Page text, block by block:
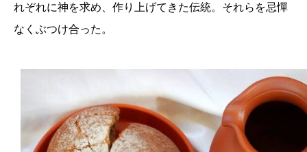
れぞれに神を求め、作り上げてきた伝統。それらを忌憚
なくぶつけ合った。